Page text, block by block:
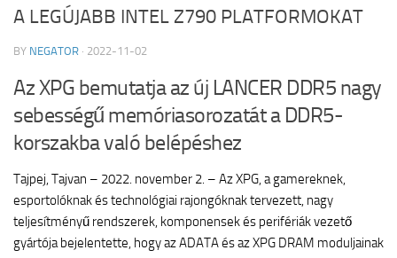
A LEGÚJABB INTEL Z790 PLATFORMOKAT
BY NEGATOR · 2022-11-02
Az XPG bemutatja az új LANCER DDR5 nagy
sebességű memóriasorozatát a DDR5-
korszakba való belépéshez
Tajpej, Tajvan – 2022. november 2. – Az XPG, a gamereknek,
esportolóknak és technológiai rajongóknak tervezett, nagy
teljesítményű rendszerek, komponensek és perifériák vezető
gyártója bejelentette, hogy az ADATA és az XPG DRAM moduljainak